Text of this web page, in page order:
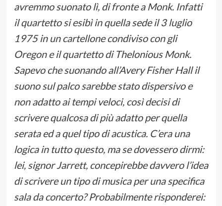
avremmo suonato lì, di fronte a Monk. Infatti
il quartetto si esibì in quella sede il 3 luglio
1975 in un cartellone condiviso con gli
Oregon e il quartetto di Thelonious Monk.
Sapevo che suonando all’Avery Fisher Hall il
suono sul palco sarebbe stato dispersivo e
non adatto ai tempi veloci, così decisi di
scrivere qualcosa di più adatto per quella
serata ed a quel tipo di acustica. C’era una
logica in tutto questo, ma se dovessero dirmi:
lei, signor Jarrett, concepirebbe davvero l’idea
di scrivere un tipo di musica per una specifica
sala da concerto? Probabilmente risponderei: